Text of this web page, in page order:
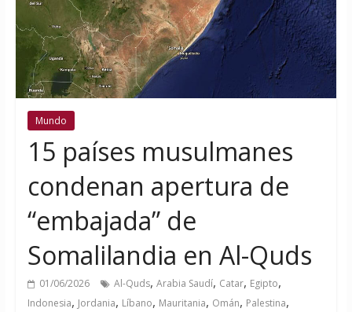
Mundo
15 países musulmanes
condenan apertura de
“embajada” de
Somalilandia en Al-Quds
01/06/2026 Al-Quds, Arabia Saudí, Catar, Egipto,
Indonesia, Jordania, Líbano, Mauritania, Omán, Palestina,